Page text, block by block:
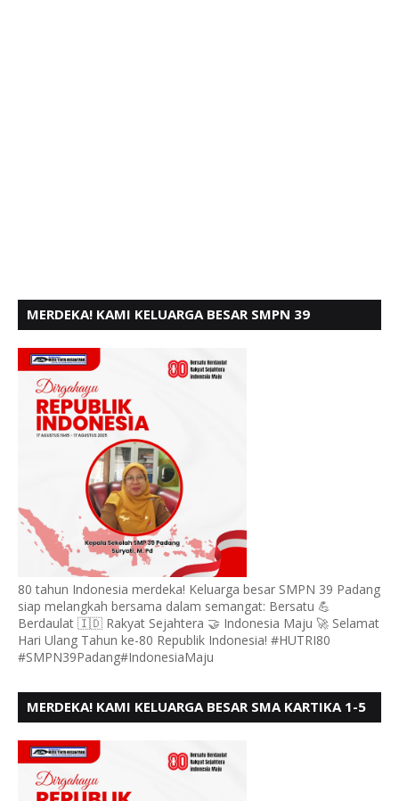
MERDEKA! KAMI KELUARGA BESAR SMPN 39
80 tahun Indonesia merdeka! Keluarga besar SMPN 39 Padang
siap melangkah bersama dalam semangat: Bersatu 💪
Berdaulat 🇮🇩 Rakyat Sejahtera 🤝 Indonesia Maju 🚀 Selamat
Hari Ulang Tahun ke-80 Republik Indonesia! #HUTRI80
#SMPN39Padang#IndonesiaMaju
MERDEKA! KAMI KELUARGA BESAR SMA KARTIKA 1-5
BERSATU BERD